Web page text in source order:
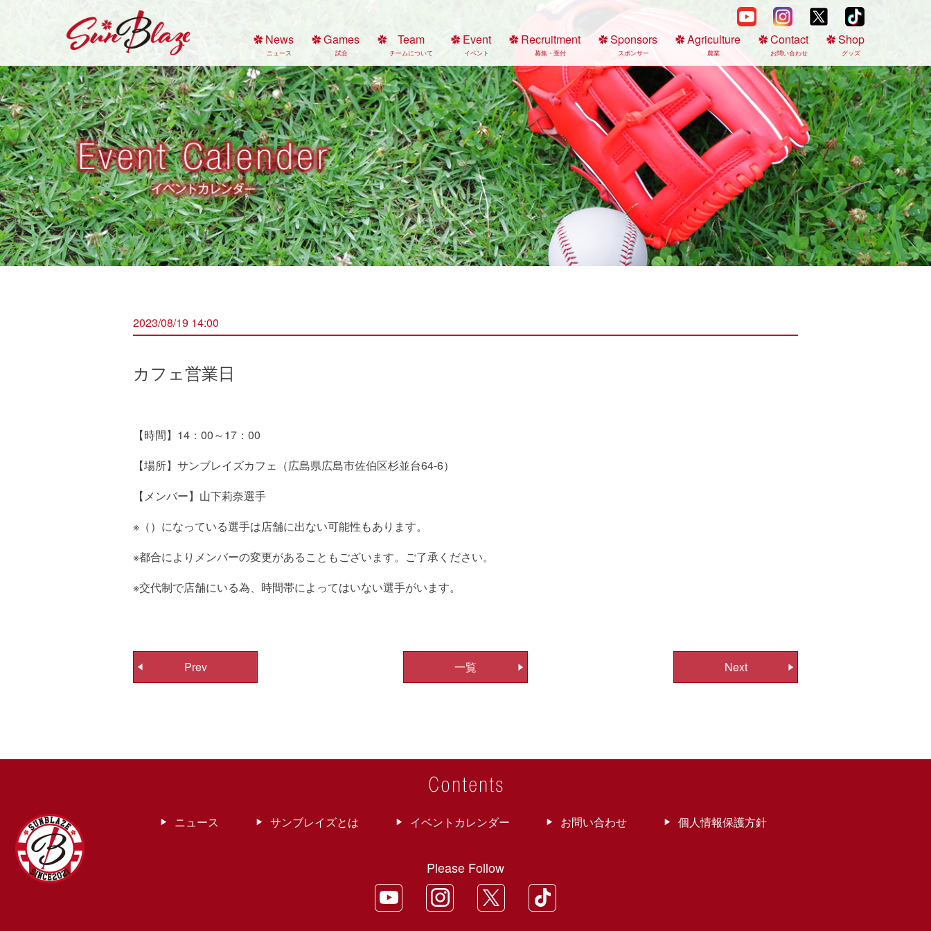
News
ニュース
Games
試合
Team
チームについて
Event
イベント
Recruitment
募集・受付
Sponsors
スポンサー
Agriculture
農業
Contact
お問い合わせ
Shop
グッズ
2023/08/19 14:00
カフェ営業日
【時間】14：00～17：00
【場所】サンブレイズカフェ（広島県広島市佐伯区杉並台64-6）
【メンバー】山下莉奈選手
※（）になっている選手は店舗に出ない可能性もあります。
※都合によりメンバーの変更があることもございます。ご了承ください。
※交代制で店舗にいる為、時間帯によってはいない選手がいます。
投
稿
ー
Prev Next
一覧
ニュース サンブレイズとは イベントカレンダー お問い合わせ 個人情報保護方針
Please Follow